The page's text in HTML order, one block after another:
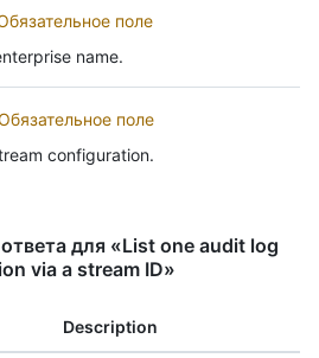
поле
name.
поле
configuration.
для «List one audit log
via a stream ID»
Description